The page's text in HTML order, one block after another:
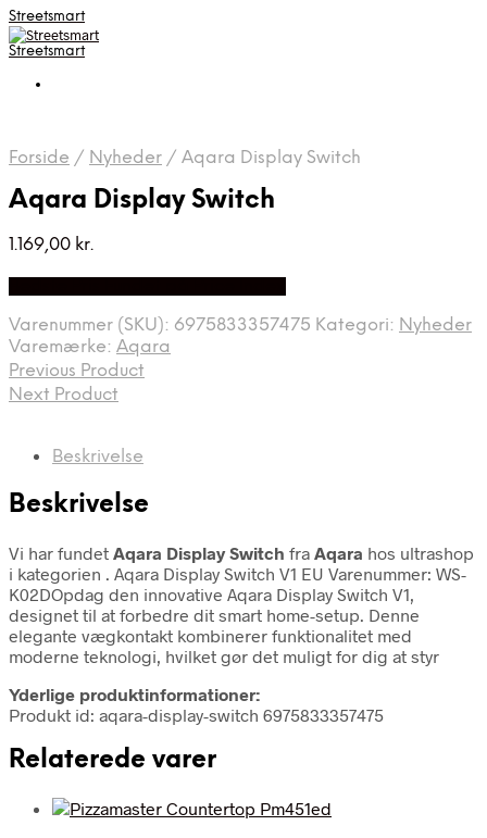
Streetsmart
Streetsmart
Forside / Nyheder / Aqara Display Switch
Aqara Display Switch
1.169,00 kr.
Varenummer (SKU): 6975833357475 Kategori: Nyheder
Varemærke: Aqara
Previous Product
Next Product
Beskrivelse
Beskrivelse
Vi har fundet Aqara Display Switch fra Aqara hos ultrashop
i kategorien . Aqara Display Switch V1 EU Varenummer: WS-
K02DOpdag den innovative Aqara Display Switch V1,
designet til at forbedre dit smart home-setup. Denne
elegante vægkontakt kombinerer funktionalitet med
moderne teknologi, hvilket gør det muligt for dig at styr
Yderlige produktinformationer:
Produkt id: aqara-display-switch 6975833357475
Relaterede varer